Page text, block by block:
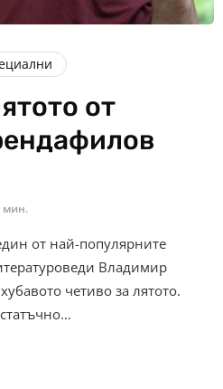
от
мин.
от най-популярните
Владимир
четиво за лятото.